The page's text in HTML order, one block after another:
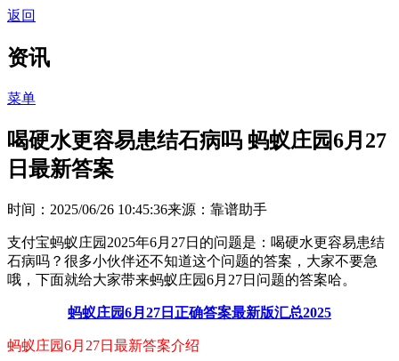
返回
资讯
菜单
喝硬水更容易患结石病吗 蚂蚁庄园6月27
日最新答案
时间：2025/06/26 10:45:36来源：靠谱助手
支付宝蚂蚁庄园2025年6月27日的问题是：喝硬水更容易患结
石病吗？很多小伙伴还不知道这个问题的答案，大家不要急
哦，下面就给大家带来蚂蚁庄园6月27日问题的答案哈。
蚂蚁庄园6月27日正确答案最新版汇总2025
蚂蚁庄园6月27日最新答案介绍